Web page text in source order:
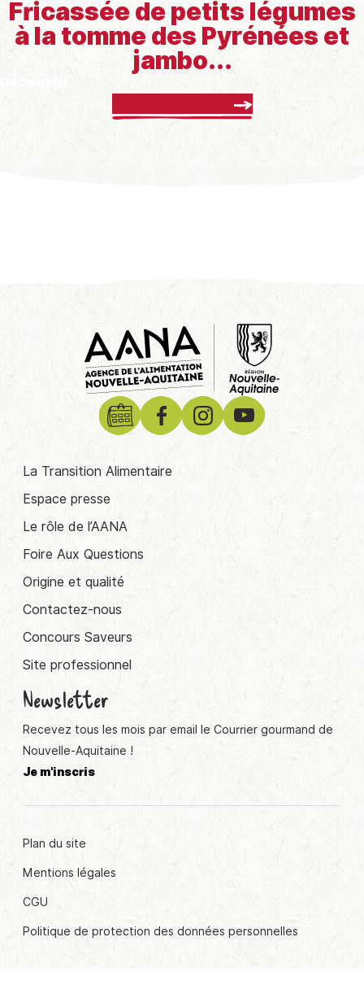
Fricassée de petits légumes
à la tomme des Pyrénées et
jambo...
La Transition Alimentaire
Espace presse
Le rôle de l’AANA
Foire Aux Questions
Origine et qualité
Contactez-nous
Concours Saveurs
Site professionnel
Newsletter
Recevez tous les mois par email le Courrier gourmand de
Nouvelle-Aquitaine !
Je m'inscris
Plan du site
Mentions légales
CGU
Politique de protection des données personnelles